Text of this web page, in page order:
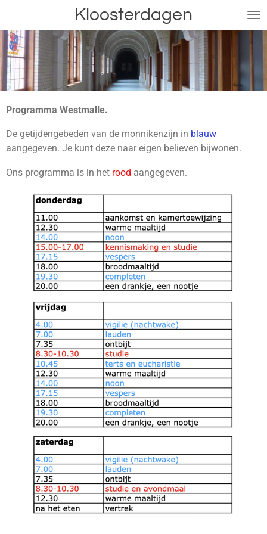
naar
de
hoofdinhoud
Kloosterdagen
Programma Westmalle.
De getijdengebeden van de monnikenzijn in blauw
aangegeven. Je kunt deze naar eigen believen bijwonen.
Ons programma is in het rood aangegeven.